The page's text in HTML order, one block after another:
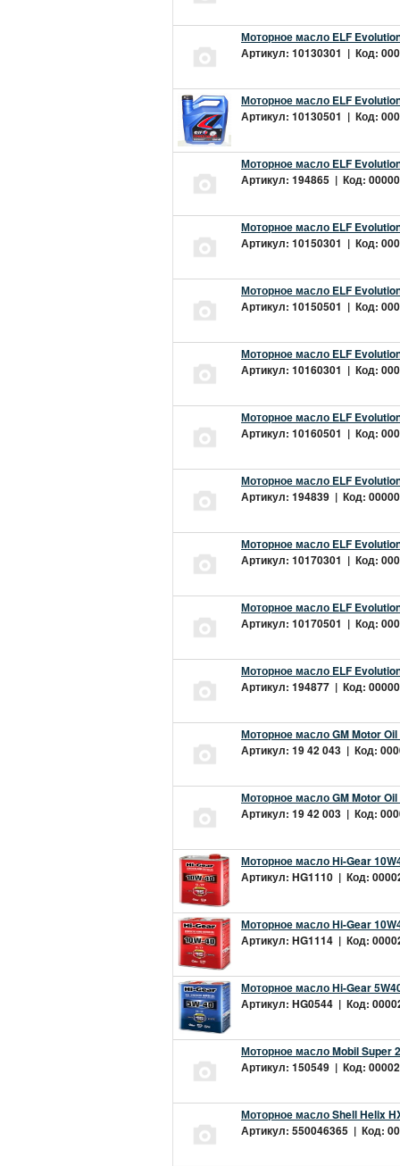
Моторное масло ELF
Артикул: 10130301 | Код:
Моторное масло ELF
Артикул: 10130501 | Код:
Моторное масло ELF
Артикул: 194865 | Код:
Моторное масло ELF
Артикул: 10150301 | Код:
Моторное масло ELF
Артикул: 10150501 | Код:
Моторное масло ELF
Артикул: 10160301 | Код:
Моторное масло ELF
Артикул: 10160501 | Код:
Моторное масло ELF
Артикул: 194839 | Код:
Моторное масло ELF
Артикул: 10170301 | Код:
Моторное масло ELF
Артикул: 10170501 | Код:
Моторное масло ELF
Артикул: 194877 | Код:
Моторное масло GM Motor Oil
Артикул: 19 42 043 | Код:
Моторное масло GM Motor
Артикул: 19 42 003 | Код:
Моторное масло Hi-Gear
Артикул: HG1110 | Код:
Моторное масло Hi-Gear
Артикул: HG1114 | Код:
Моторное масло Hi-Gear
Артикул: HG0544 | Код:
Моторное масло Mobil Super
Артикул: 150549 | Код:
Моторное масло Shell Helix
Артикул: 550046365 | Код: